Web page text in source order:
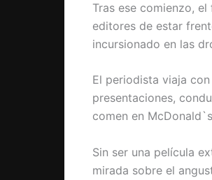
Tras ese comienzo,
editores de estar
incursionado en las
El periodista viaja
presentaciones,
comen en
Sin ser una película
mirada sobre el